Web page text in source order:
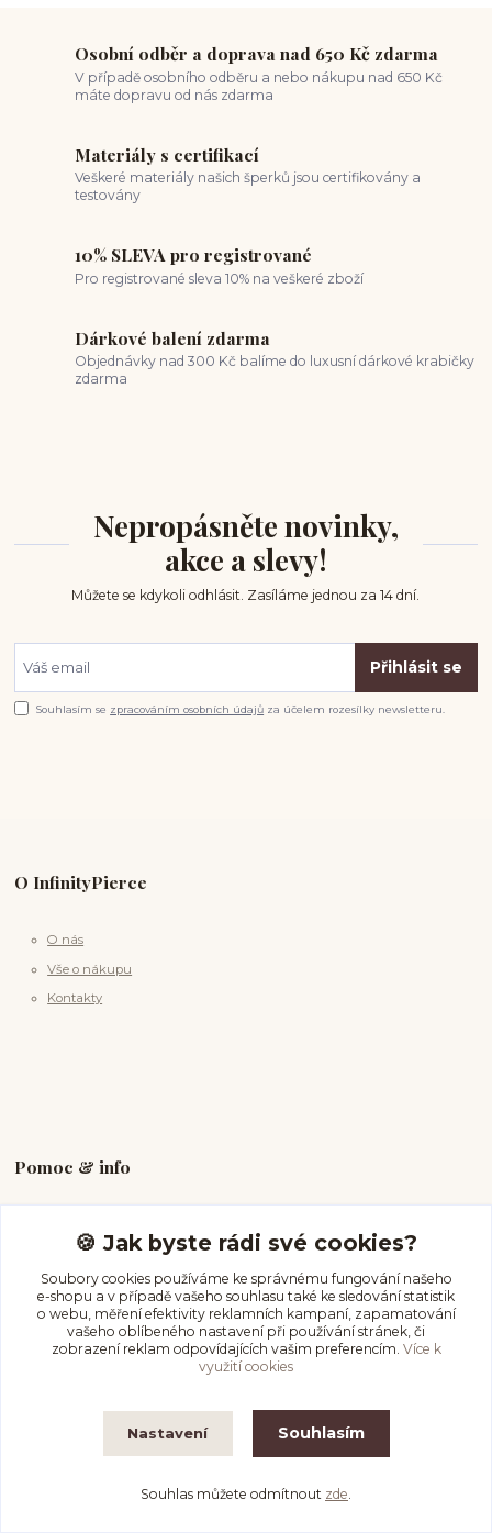
Osobní odběr a doprava nad 650 Kč zdarma
V případě osobního odběru a nebo nákupu nad 650 Kč
máte dopravu od nás zdarma
Materiály s certifikací
Veškeré materiály našich šperků jsou certifikovány a
testovány
10% SLEVA pro registrované
Pro registrované sleva 10% na veškeré zboží
Dárkové balení zdarma
Objednávky nad 300 Kč balíme do luxusní dárkové krabičky
zdarma
Nepropásněte novinky,
akce a slevy!
Můžete se kdykoli odhlásit. Zasíláme jednou za 14 dní.
Přihlásit se
Souhlasím se zpracováním osobních údajů za účelem rozesílky newsletteru.
O InfinityPierce
O nás
Vše o nákupu
Kontakty
Pomoc & info
Péče o piercing
Vrácení & storno
Doprava a platba
🍪 Jak byste rádi své cookies?
Soubory cookies používáme ke správnému fungování našeho
e-shopu a v případě vašeho souhlasu také ke sledování statistik
o webu, měření efektivity reklamních kampaní, zapamatování
vašeho oblíbeného nastavení při používání stránek, či
zobrazení reklam odpovídajících vašim preferencím. Více k
využití cookies
Nastavení Souhlasím
Souhlas můžete odmítnout zde